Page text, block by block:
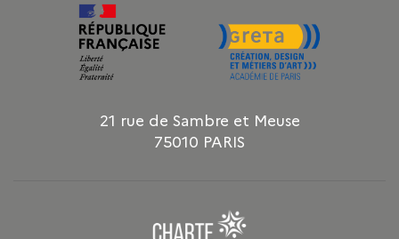
21 rue de Sambre et Meuse
75010 PARIS